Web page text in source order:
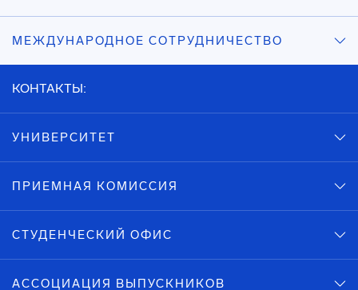
МЕЖДУНАРОДНОЕ СОТРУДНИЧЕСТВО
КОНТАКТЫ:
УНИВЕРСИТЕТ
ПРИЕМНАЯ КОМИССИЯ
СТУДЕНЧЕСКИЙ ОФИС
АССОЦИАЦИЯ ВЫПУСКНИКОВ